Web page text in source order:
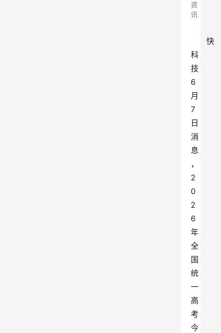
资
讯
快
科
技
6
月
7
日
消
息
，
2
0
2
6
年
全
国
统
一
高
考
今